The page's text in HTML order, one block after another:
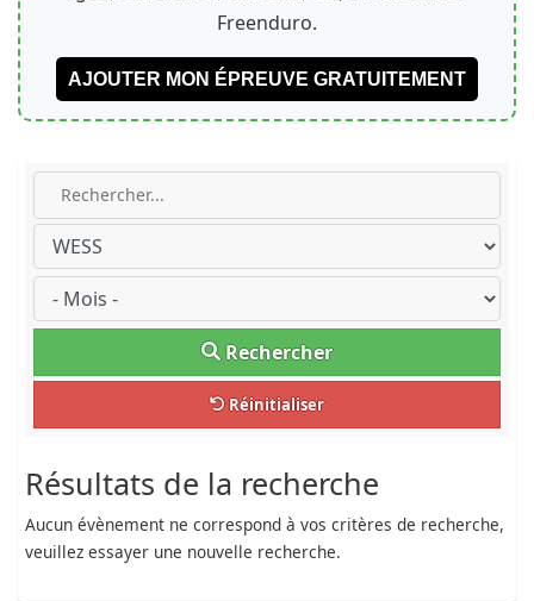
Freenduro.
AJOUTER MON ÉPREUVE GRATUITEMENT
Rechercher
Réinitialiser
Résultats de la recherche
Aucun évènement ne correspond à vos critères de recherche,
veuillez essayer une nouvelle recherche.